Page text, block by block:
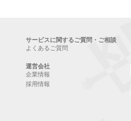
サービスに関するご質問・ご相談
よくあるご質問
運営会社
企業情報
採用情報